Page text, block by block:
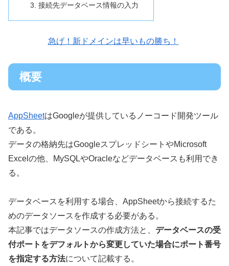
接続先データベース情報の入力
急げ！新ドメインは早いもの勝ち！
概要
AppSheetはGoogleが提供しているノーコード開発ツール
である。
データの格納先はGoogleスプレッドシートやMicrosoft
Excelの他、MySQLやOracleなどデータベースも利用でき
る。
データベースを利用する場合、AppSheetから接続するた
めのデータソースを作成する必要がある。
本記事ではデータソースの作成方法と、 データベースの受
付ポートをデフォルトから変更していた場合にポート番号
を指定する方法について記載する。